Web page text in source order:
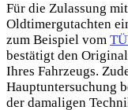
Für die Zulassung
Oldtimergutachten
zum Beispiel vom
bestätigt den
Ihres Fahrzeugs.
Hauptuntersuchung
der damaligen